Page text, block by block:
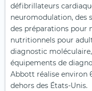
défibrillateurs
neuromodulation, des
des préparations pour
nutritionnels pour
diagnostic
équipements de
Abbott réalise environ
dehors des États-Unis.